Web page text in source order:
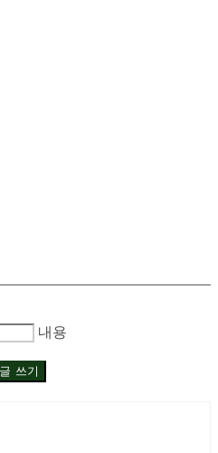
내용
쓰기